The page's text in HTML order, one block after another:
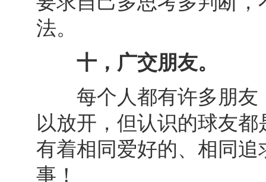
法。
十，广交朋友。
每个人都有许多朋友
以放开，但认识的球友
有着相同爱好的、相同
事！